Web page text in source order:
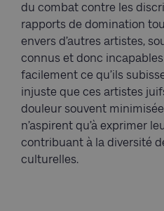
du combat contre les
rapports de domination
envers d’autres artistes,
connus et donc
facilement ce qu’ils
injuste que ces artistes
douleur souvent
n’aspirent qu’à exprimer
contribuant à la diversité
culturelles.